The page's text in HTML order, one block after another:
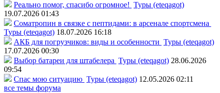
Реально помог, спасибо огромное! Туры (eteqagot)
19.07.2026 01:43
Соматропин в связке с пептидами: в арсенале спортсмена
Туры (eteqagot) 18.07.2026 16:18
АКБ для погрузчиков: виды и особенности Туры (eteqagot)
17.07.2026 00:30
Выбор батареи для штабелера Туры (eteqagot) 28.06.2026
09:54
Спас мою ситуацию Туры (eteqagot) 12.05.2026 02:11
все темы форума